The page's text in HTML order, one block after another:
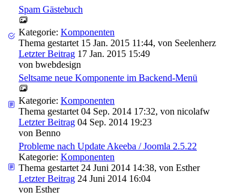
Spam Gästebuch
Kategorie: Komponenten
Thema gestartet 15 Jan. 2015 11:44, von Seelenherz
Letzter Beitrag 17 Jan. 2015 15:49
von bwebdesign
Seltsame neue Komponente im Backend-Menü
Kategorie: Komponenten
Thema gestartet 04 Sep. 2014 17:32, von nicolafw
Letzter Beitrag 04 Sep. 2014 19:23
von Benno
Probleme nach Update Akeeba / Joomla 2.5.22
Kategorie: Komponenten
Thema gestartet 24 Juni 2014 14:38, von Esther
Letzter Beitrag 24 Juni 2014 16:04
von Esther